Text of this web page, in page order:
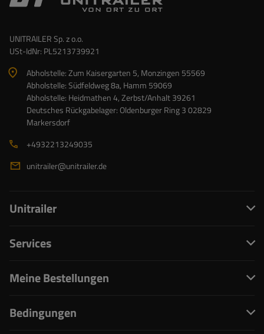
UNITRAILER Sp. z o.o.
USt-IdNr: PL5213739921
Abholstelle: Zum Kaisergarten 5, Monzingen 55569
Abholstelle: Südfeldweg 8a, Hamm 59069
Abholstelle: Heidmathen 4, Zerbst/Anhalt 39261
Deutsches Rückgabelager: Oldenburger Ring 3 02829
Markersdorf
+4932213249035
unitrailer@unitrailer.de
Unitrailer
Services
Meine Bestellungen
Bedingungen